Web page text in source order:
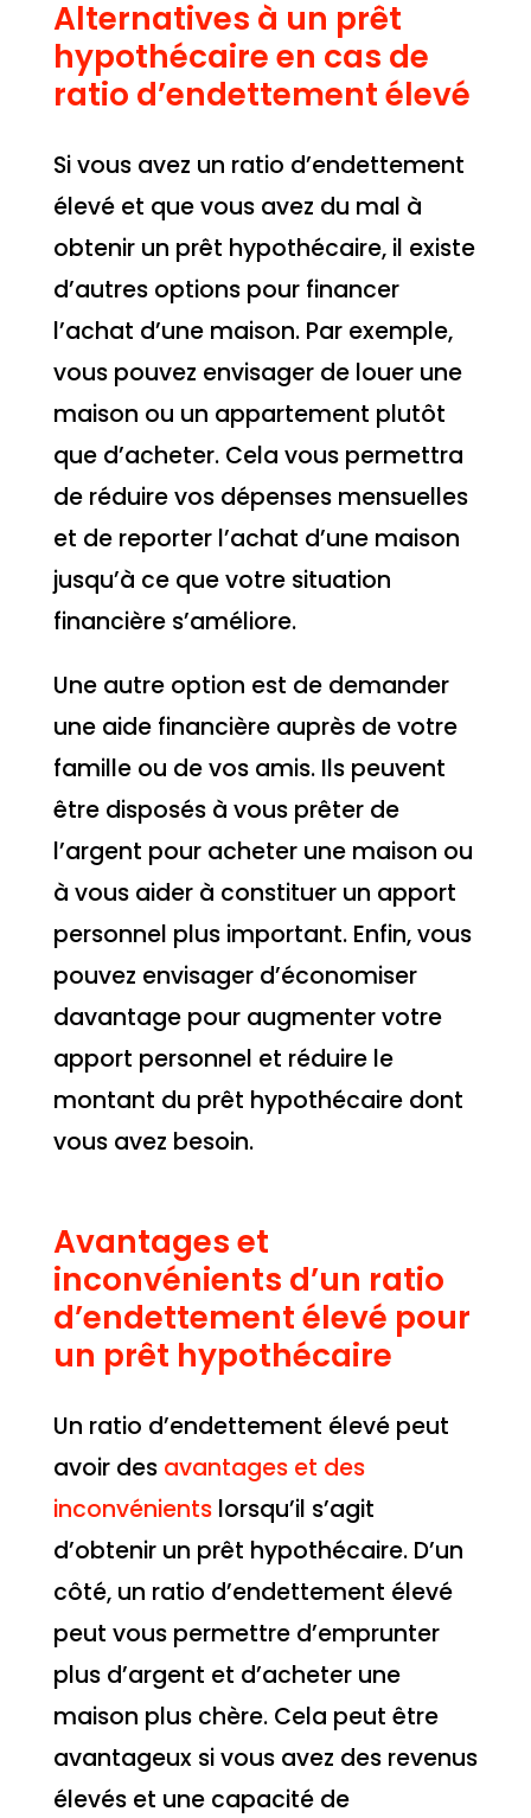
Alternatives à un prêt
hypothécaire en cas de
ratio d’endettement élevé
Si vous avez un ratio d’endettement
élevé et que vous avez du mal à
obtenir un prêt hypothécaire, il existe
d’autres options pour financer
l’achat d’une maison. Par exemple,
vous pouvez envisager de louer une
maison ou un appartement plutôt
que d’acheter. Cela vous permettra
de réduire vos dépenses mensuelles
et de reporter l’achat d’une maison
jusqu’à ce que votre situation
financière s’améliore.
Une autre option est de demander
une aide financière auprès de votre
famille ou de vos amis. Ils peuvent
être disposés à vous prêter de
l’argent pour acheter une maison ou
à vous aider à constituer un apport
personnel plus important. Enfin, vous
pouvez envisager d’économiser
davantage pour augmenter votre
apport personnel et réduire le
montant du prêt hypothécaire dont
vous avez besoin.
Avantages et
inconvénients d’un ratio
d’endettement élevé pour
un prêt hypothécaire
Un ratio d’endettement élevé peut
avoir des avantages et des
inconvénientslorsqu’il s’agit
d’obtenir un prêt hypothécaire. D’un
côté, un ratio d’endettement élevé
peut vous permettre d’emprunter
plus d’argent et d’acheter une
maison plus chère. Cela peut être
avantageux si vous avez des revenus
élevés et une capacité de